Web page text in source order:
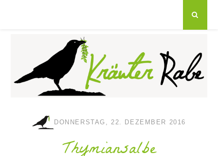
DONNERSTAG, 22. DEZEMBER 2016